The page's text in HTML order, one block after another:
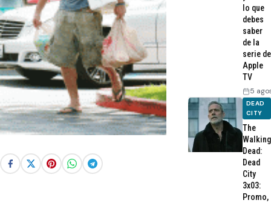
lo que
debes
saber
de la
serie de
Apple
TV
5
DEAD
CITY
The
Walking
Dead:
Dead
City
3x03:
Promo,